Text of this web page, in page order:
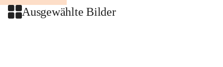
Ausgewählte Bilder